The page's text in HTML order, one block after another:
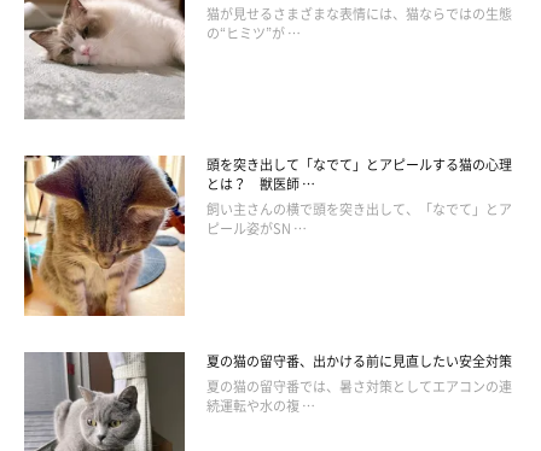
猫が見せるさまざまな表情には、猫ならではの生態
の“ヒミツ”が …
頭を突き出して「なでて」とアピールする猫の心理
とは？ 獣医師 …
飼い主さんの横で頭を突き出して、「なでて」とア
ピール姿がSN …
夏の猫の留守番、出かける前に見直したい安全対策
夏の猫の留守番では、暑さ対策としてエアコンの連
続運転や水の複 …